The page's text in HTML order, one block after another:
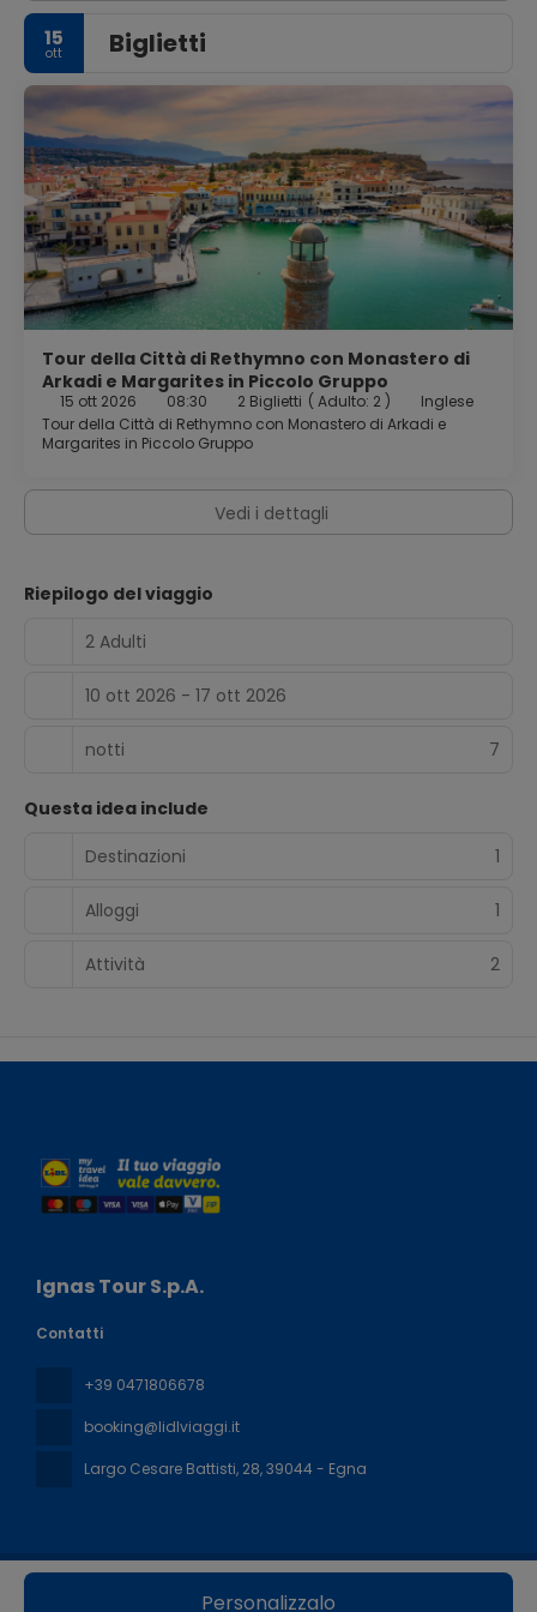
Personalizzalo
ore su 24. Il un parcheggio gratuito è disponibile in loco.
15
ott Biglietti
Tour della Città di Rethymno con Monastero di
Arkadi e Margarites in Piccolo Gruppo
15 ott 2026 08:30 2 Biglietti ( Adulto: 2 )
Inglese
Tour della Città di Rethymno con Monastero di Arkadi e
Margarites in Piccolo Gruppo
Vedi i dettagli
Riepilogo del viaggio
2 Adulti
10 ott 2026 - 17 ott 2026
notti 7
Questa idea include
Destinazioni
1
Alloggi 1
Attività 2
Ignas Tour S.p.A.
Contatti
+39 0471806678
booking@lidlviaggi.it
Largo Cesare Battisti, 28, 39044 - Egna
Tutti i diritti riservati Lidl Viaggi © 2026